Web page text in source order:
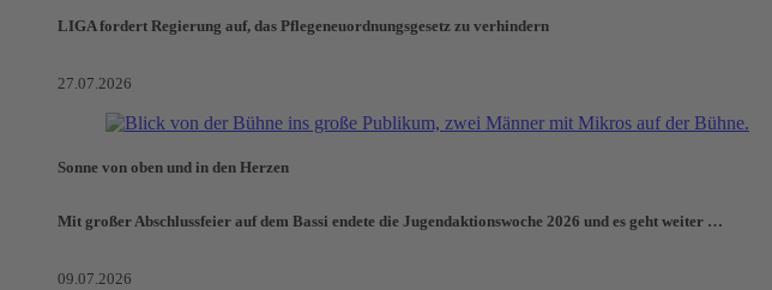
LIGA fordert Regierung auf, das Pflegeneuordnungsgesetz zu verhindern
27.07.2026
Sonne von oben und in den Herzen
Mit großer Abschlussfeier auf dem Bassi endete die Jugendaktionswoche 2026 und es geht weiter …
09.07.2026